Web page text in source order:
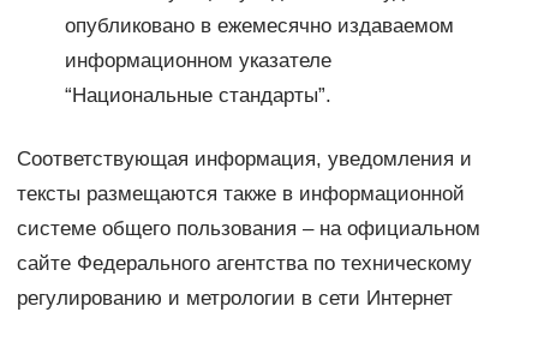
опубликовано в ежемесячно издаваемом
информационном указателе
“Национальные стандарты”.
Соответствующая информация, уведомления и
тексты размещаются также в информационной
системе общего пользования – на официальном
сайте Федерального агентства по техническому
регулированию и метрологии в сети Интернет